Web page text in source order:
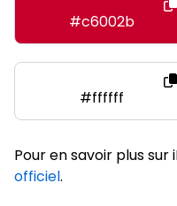
#c6002b
#ffffff
Pour en savoir plus sur
officiel.